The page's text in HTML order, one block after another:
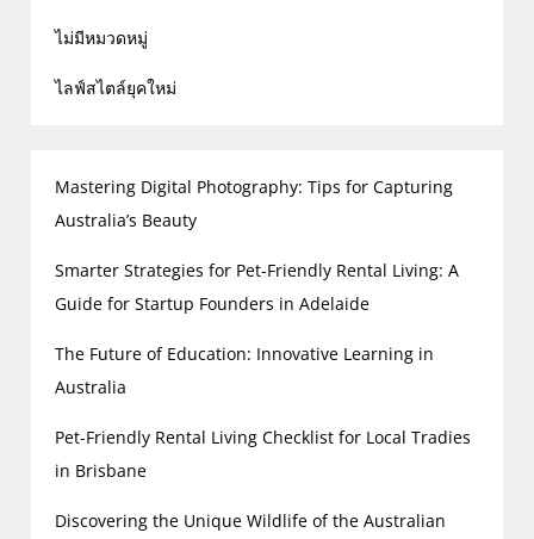
ไม่มีหมวดหมู่
ไลฟ์สไตล์ยุคใหม่
Mastering Digital Photography: Tips for Capturing
Australia’s Beauty
Smarter Strategies for Pet-Friendly Rental Living: A
Guide for Startup Founders in Adelaide
The Future of Education: Innovative Learning in
Australia
Pet-Friendly Rental Living Checklist for Local Tradies
in Brisbane
Discovering the Unique Wildlife of the Australian